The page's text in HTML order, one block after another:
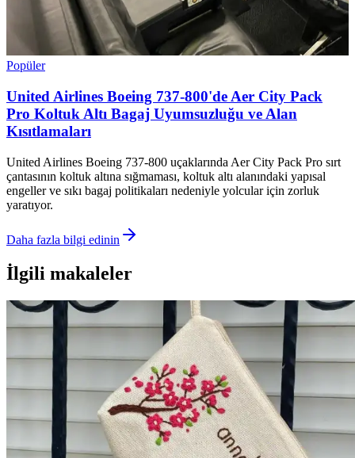
Popüler
United Airlines Boeing 737-800'de Aer City Pack
Pro Koltuk Altı Bagaj Uyumsuzluğu ve Alan
Kısıtlamaları
United Airlines Boeing 737-800 uçaklarında Aer City Pack Pro sırt
çantasının koltuk altına sığmaması, koltuk altı alanındaki yapısal
engeller ve sıkı bagaj politikaları nedeniyle yolcular için zorluk
yaratıyor.
Daha fazla bilgi edinin
İlgili makaleler